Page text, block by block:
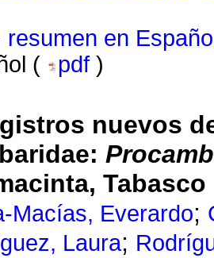
resumen en
(
pdf )
nuevos
Tabasco
Macías, Everardo;
Laura;